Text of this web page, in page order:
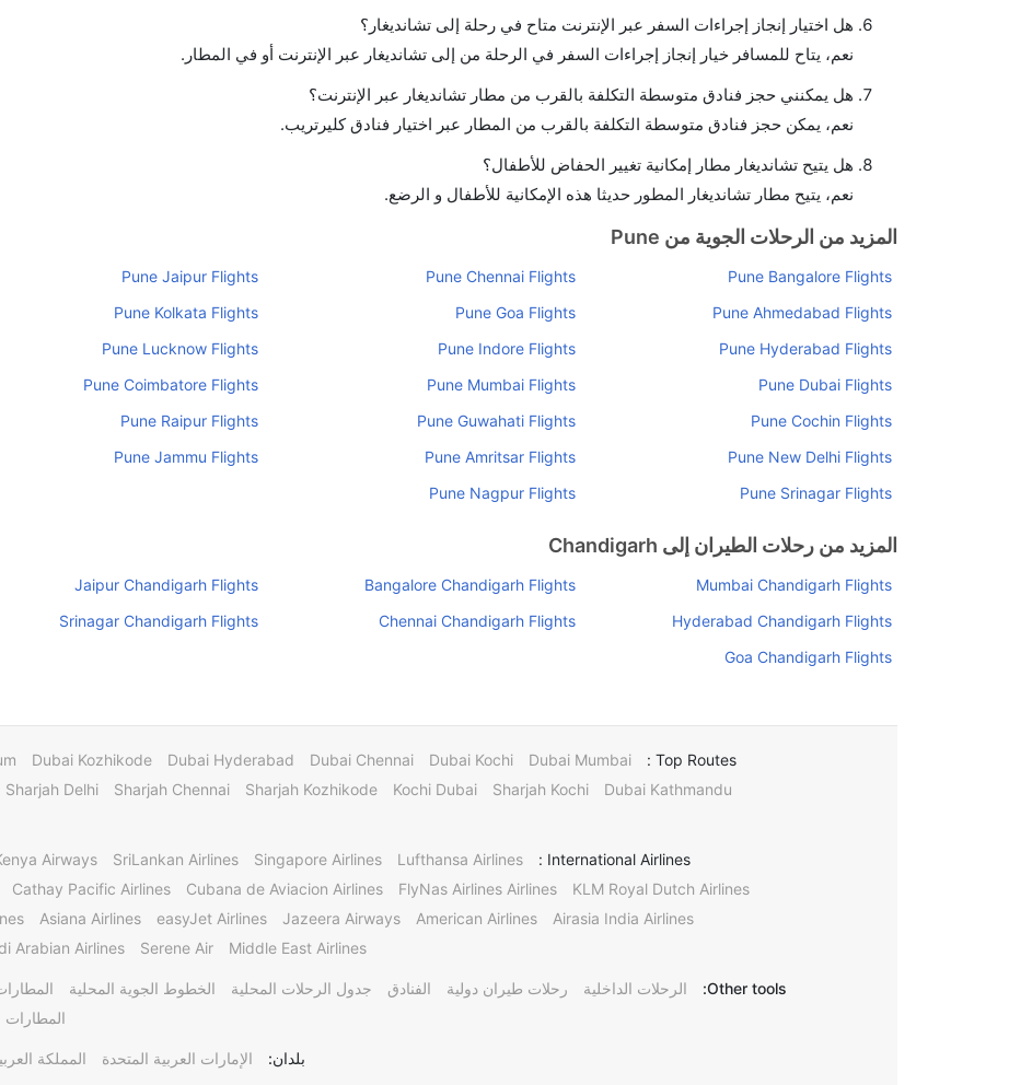
هل اختيار إنجاز إجراءات السفر عبر الإنترنت متاح في رحلة إلى تشانديغار؟
نعم، يتاح للمسافر خيار إنجاز إجراءات السفر في الرحلة من إلى تشانديغار عبر الإنترنت أو في المطار.
هل يمكنني حجز فنادق متوسطة التكلفة بالقرب من مطار تشانديغار عبر الإنترنت؟
نعم، يمكن حجز فنادق متوسطة التكلفة بالقرب من المطار عبر اختيار فنادق كليرتريب.
هل يتيح تشانديغار مطار إمكانية تغيير الحفاض للأطفال؟
نعم، يتيح مطار تشانديغار المطور حديثا هذه الإمكانية للأطفال و الرضع.
المزيد من الرحلات الجوية من Pune
Pune Bangalore Flights
Pune Chennai Flights
Pune Jaipur Flights
Pune Ahmedabad Flights
Pune Goa Flights
Pune Kolkata Flights
Pune Hyderabad Flights
Pune Indore Flights
Pune Lucknow Flights
Pune Dubai Flights
Pune Mumbai Flights
Pune Coimbatore Flights
Pune Cochin Flights
Pune Guwahati Flights
Pune Raipur Flights
Pune New Delhi Flights
Pune Amritsar Flights
Pune Jammu Flights
Pune Srinagar Flights
Pune Nagpur Flights
المزيد من رحلات الطيران إلى Chandigarh
Mumbai Chandigarh Flights
Bangalore Chandigarh Flights
Jaipur Chandigarh Flights
Hyderabad Chandigarh Flights
Chennai Chandigarh Flights
Srinagar Chandigarh Flights
Goa Chandigarh Flights
Top Routes :
Dubai Mumbai
Dubai Kochi
Dubai Chennai
Dubai Hyderabad
Dubai Kozhikode
Dubai Kathmandu
Sharjah Kochi
Kochi Dubai
Sharjah Kozhikode
Sharjah Chennai
Sharjah Delhi
International Airlines :
Lufthansa Airlines
Singapore Airlines
SriLankan Airlines
Airways
KLM Royal Dutch Airlines
FlyNas Airlines Airlines
Cubana de Aviacion Airlines
Cathay Pacific Airlines
Airasia India Airlines
American Airlines
Jazeera Airways
easyJet Airlines
Asiana Airlines
Middle East Airlines
Serene Air
Arabian Airlines
Other tools: الرحلات الداخلية رحلات طيران دولية الفنادق جدول الرحلات المحلية الخطوط الجوية المحلية
المطارات
بلدان: الإمارات العربية المتحدة المملكة